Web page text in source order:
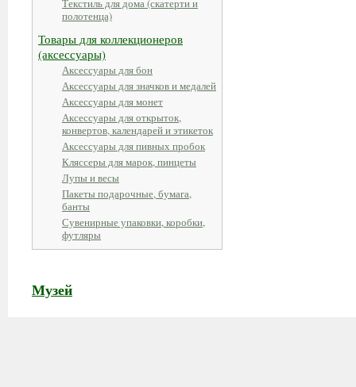
Текстиль для дома (скатерти и
полотенца)
Товары для коллекционеров
(аксессуары)
Аксессуары для бон
Аксессуары для значков и медалей
Аксессуары для монет
Аксессуары для открыток,
конвертов, календарей и этикеток
Аксессуары для пивных пробок
Кляссеры для марок, пинцеты
Лупы и весы
Пакеты подарочные, бумага,
банты
Сувенирные упаковки, коробки,
футляры
Музей